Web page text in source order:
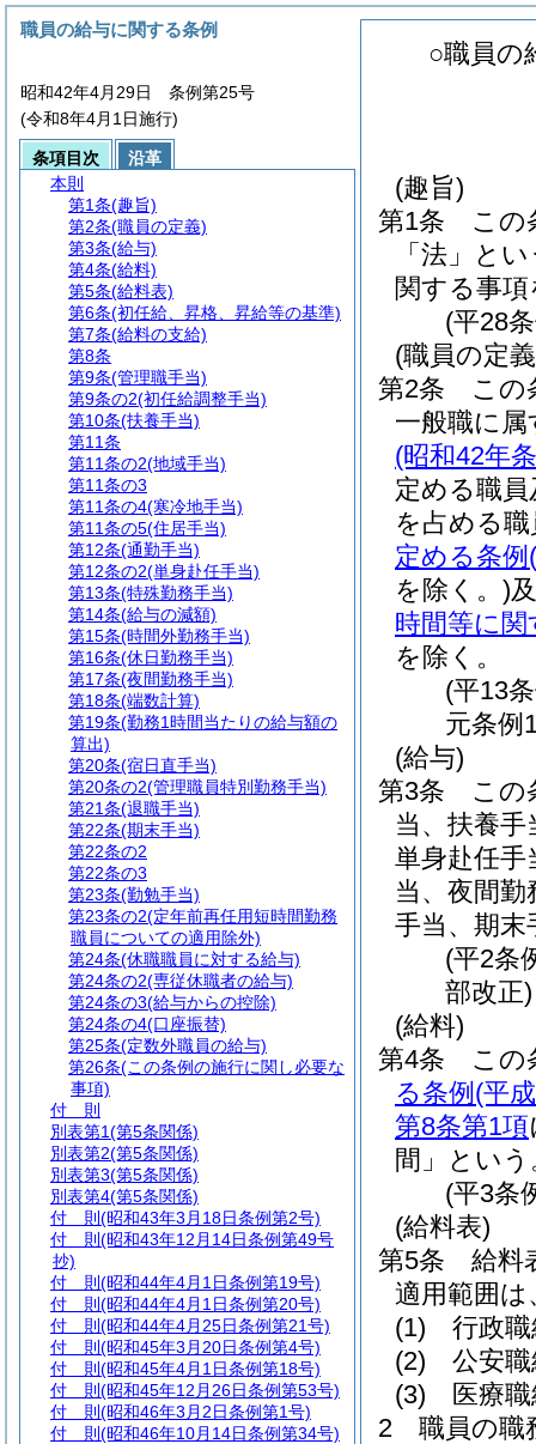
○職員の
(趣旨)
第1条
この
「法」と
関する事
(平28
(職員の定
第2条
この
一般職に
(昭和42年
定める職
を占める職
定める条例
を除く。)
時間等に
を除く。
(平13
元条例
(給与)
第3条
この
当、扶養
単身赴任手
当、夜間
手当、期末
(平2条
部改正)
(給料)
第4条
この
る条例 (平
第8条第1項
間」という
(平3条
(給料表)
第5条
給料
適用範囲
(1)
行政
(2)
公安
(3)
医療
2
職員の職
職員の給与に関する条例
昭和42年4月29日 条例第25号
(令和8年4月1日施行)
条項目次
沿革
本則
第1条(趣旨)
第2条(職員の定義)
第3条(給与)
第4条(給料)
第5条(給料表)
第6条(初任給、昇格、昇給等の基準)
第7条(給料の支給)
第8条
第9条(管理職手当)
第9条の2(初任給調整手当)
第10条(扶養手当)
第11条
第11条の2(地域手当)
第11条の3
第11条の4(寒冷地手当)
第11条の5(住居手当)
第12条(通勤手当)
第12条の2(単身赴任手当)
第13条(特殊勤務手当)
第14条(給与の減額)
第15条(時間外勤務手当)
第16条(休日勤務手当)
第17条(夜間勤務手当)
第18条(端数計算)
第19条(勤務1時間当たりの給与額の
算出)
第20条(宿日直手当)
第20条の2(管理職員特別勤務手当)
第21条(退職手当)
第22条(期末手当)
第22条の2
第22条の3
第23条(勤勉手当)
第23条の2(定年前再任用短時間勤務
職員についての適用除外)
第24条(休職職員に対する給与)
第24条の2(専従休職者の給与)
第24条の3(給与からの控除)
第24条の4(口座振替)
第25条(定数外職員の給与)
第26条(この条例の施行に関し必要な
事項)
付 則
別表第1(第5条関係)
別表第2(第5条関係)
別表第3(第5条関係)
別表第4(第5条関係)
付 則 (昭和43年3月18日条例第2号)
付 則 (昭和43年12月14日条例第49号
抄)
付 則 (昭和44年4月1日条例第19号)
付 則 (昭和44年4月1日条例第20号)
付 則 (昭和44年4月25日条例第21号)
付 則 (昭和45年3月20日条例第4号)
付 則 (昭和45年4月1日条例第18号)
付 則 (昭和45年12月26日条例第53号)
付 則 (昭和46年3月2日条例第1号)
付 則 (昭和46年10月14日条例第34号)